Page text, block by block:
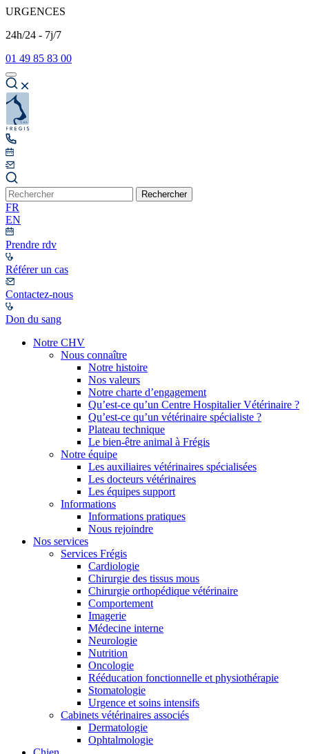
URGENCES
24h/24 - 7j/7
01 49 85 83 00
Rechercher
FR
EN
Prendre rdv
Référer un cas
Contactez-nous
Don du sang
Notre CHV
Nous connaître
Notre histoire
Nos valeurs
Notre charte d’engagement
Qu’est-ce qu’un Centre Hospitalier Vétérinaire ?
Qu’est-ce qu’un vétérinaire spécialiste ?
Plateau technique
Le bien-être animal à Frégis
Notre équipe
Les auxiliaires vétérinaires spécialisées
Les docteurs vétérinaires
Les équipes support
Informations
Informations pratiques
Nous rejoindre
Nos services
Services Frégis
Cardiologie
Chirurgie des tissus mous
Chirurgie orthopédique vétérinaire
Comportement
Imagerie
Médecine interne
Neurologie
Nutrition
Oncologie
Rééducation fonctionnelle et physiothérapie
Stomatologie
Urgence et soins intensifs
Cabinets vétérinaires associés
Dermatologie
Ophtalmologie